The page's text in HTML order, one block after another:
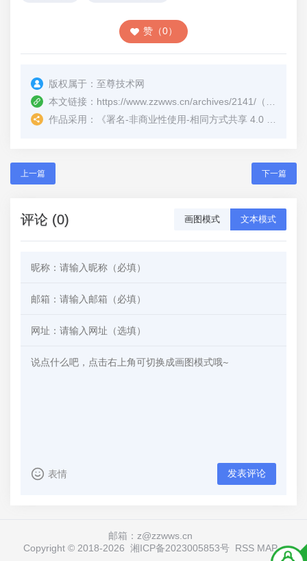
赞（0）
版权属于： 至尊技术网
本文链接： https://www.zzwws.cn/archives/2141/ （转载时请注明本文出处及文章链接）
作品采用：
《署名-非商业性使用-相同方式共享 4.0 国际 (CC BY-NC-SA 4.0)
上一篇 下一篇
评论 (0) 画图模式 文本模式
表情 发表评论
邮箱：z@zzwws.cn
Copyright © 2018-2026 湘ICP备2023005853号 RSS MAP